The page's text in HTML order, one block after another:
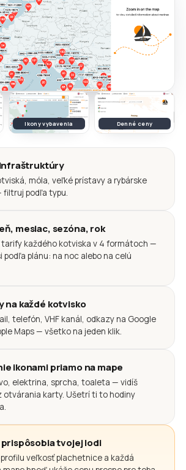
Ikony vybavenia Denné ceny
móla, veľké prístavy a rybárske
filtruj podľa typu.
mesiac, sezóna, rok
každého kotviska v 4 formátoch —
podľa plánu: na noc alebo na celú
na každé kotvisko
telefón, VHF kanál, odkazy na Google
Maps — všetko na jeden klik.
ikonami priamo na mape
elektrina, sprcha, toaleta — vidíš
otvárania karty. Ušetrí ti to hodiny
prispôsobia tvojej lodi
veľkosť plachetnice a každá